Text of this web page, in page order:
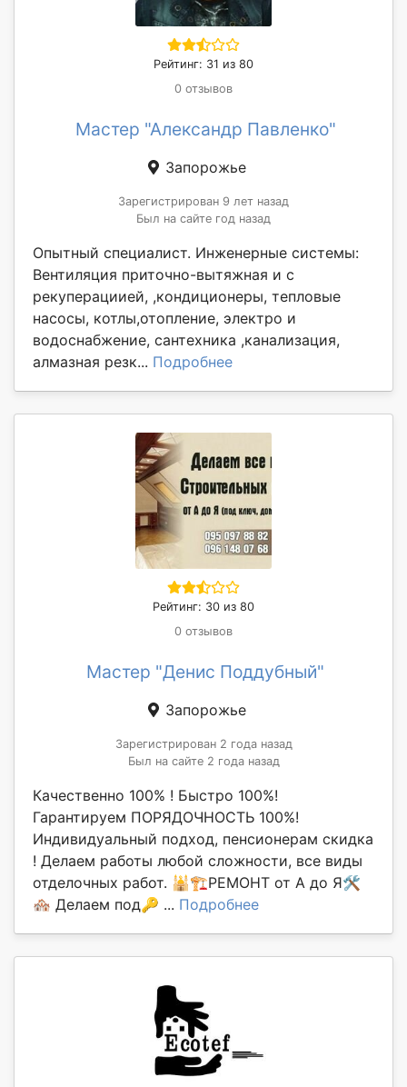
Рейтинг: 31 из 80
0 отзывов
Мастер "Александр Павленко"
Запорожье
Зарегистрирован 9 лет назад
Был на сайте год назад
Опытный специалист. Инженерные системы:
Вентиляция приточно-вытяжная и с
рекуперациией, ,кондиционеры, тепловые
насосы, котлы,отопление, электро и
водоснабжение, сантехника ,канализация,
алмазная резк... Подробнее
Рейтинг: 30 из 80
0 отзывов
Мастер "Денис Поддубный"
Запорожье
Зарегистрирован 2 года назад
Был на сайте 2 года назад
Качественно 100% ! Быстро 100%!
Гарантируем ПОРЯДОЧНОСТЬ 100%!
Индивидуальный подход, пенсионерам скидка
! Делаем работы любой сложности, все виды
отделочных работ. 🕌🏗РЕМОНТ от А до Я🛠
🏘 Делаем под🔑 ... Подробнее